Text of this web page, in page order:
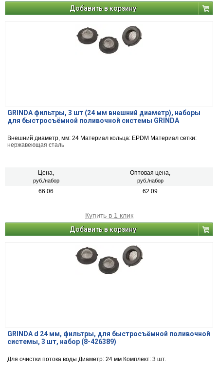
Добавить в корзину
GRINDA фильтры, 3 шт (24 мм внешний диаметр), наборы
для быстросъёмной поливочной системы GRINDA
Внешний диаметр, мм: 24 Материал кольца: EPDM Материал сетки:
нержавеющая сталь
Цена,
руб./набор
Оптовая цена,
руб./набор
66.06 62.09
Купить в 1 клик
Добавить в корзину
GRINDA d 24 мм, фильтры, для быстросъёмной поливочной
системы, 3 шт, набор (8-426389)
Для очистки потока воды Диаметр: 24 мм Комплект: 3 шт.